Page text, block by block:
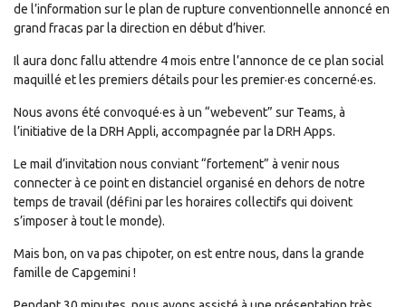
de l’information sur le plan de rupture conventionnelle annoncé en
grand fracas par la direction en début d’hiver.
Il aura donc fallu attendre 4 mois entre l’annonce de ce plan social
maquillé et les premiers détails pour les premier·es concerné·es.
Nous avons été convoqué·es à un “webevent” sur Teams, à
l’initiative de la DRH Appli, accompagnée par la DRH Apps.
Le mail d’invitation nous conviant “fortement” à venir nous
connecter à ce point en distanciel organisé en dehors de notre
temps de travail (défini par les horaires collectifs qui doivent
s’imposer à tout le monde).
Mais bon, on va pas chipoter, on est entre nous, dans la grande
famille de Capgemini !